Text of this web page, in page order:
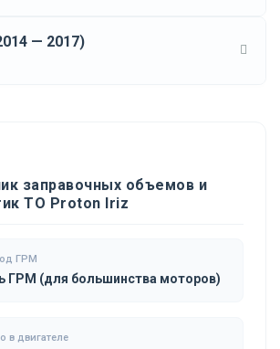
— 2017)
заправочных объемов и
ТО Proton Iriz
ГРМ
ГРМ (для большинства моторов)
в двигателе